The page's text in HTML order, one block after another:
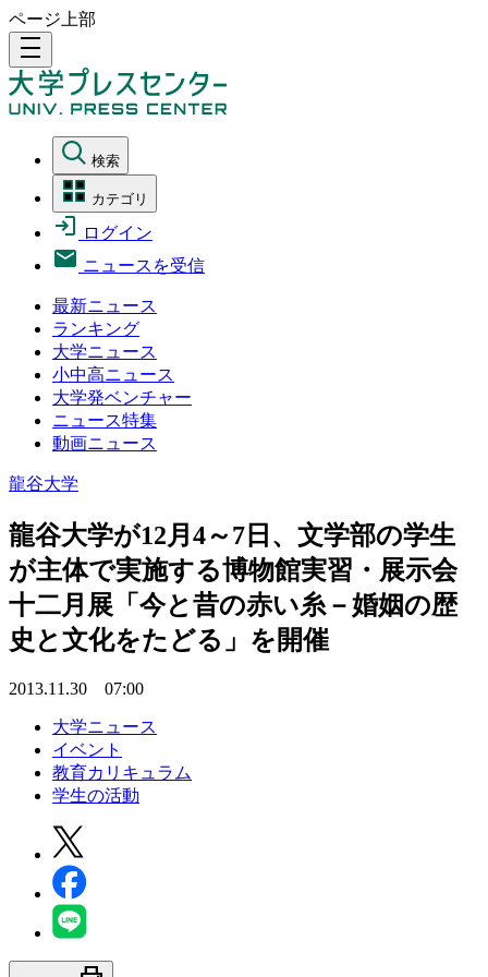
ページ上部
density_medium
検索
カテゴリ
ログイン
ニュースを受信
最新ニュース
ランキング
大学ニュース
小中高ニュース
大学発ベンチャー
ニュース特集
動画ニュース
龍谷大学
龍谷大学が12月4～7日、文学部の学生
が主体で実施する博物館実習・展示会
十二月展「今と昔の赤い糸－婚姻の歴
史と文化をたどる」を開催
2013.11.30 07:00
大学ニュース
イベント
教育カリキュラム
学生の活動